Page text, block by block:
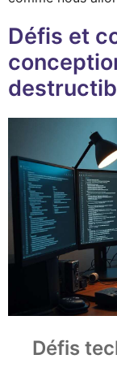
Défis et
Défis